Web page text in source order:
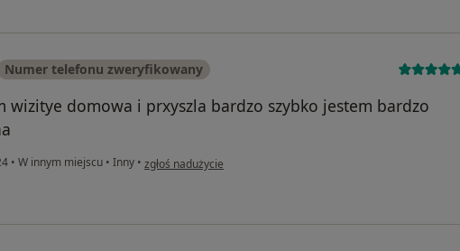
Numer telefonu zweryfikowany
wizitye domowa i prxyszla bardzo szybko jestem bardzo
• W innym miejscu • Inny • w opinii użytkownika Maria
zgłoś nadużycie